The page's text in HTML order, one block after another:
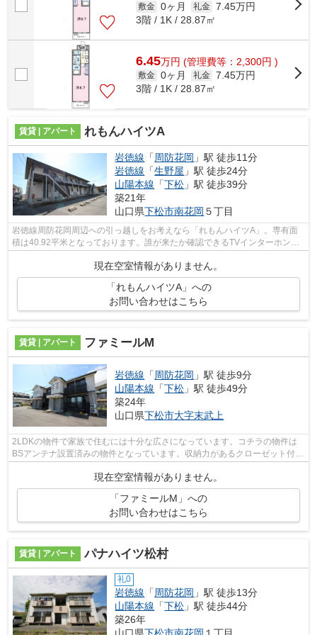
敷金 0ヶ月 礼金 7.45万円
3階 / 1K / 28.87㎡
6.45万円 (管理費等：2,300円 )
敷金 0ヶ月 礼金 7.45万円
3階 / 1K / 28.87㎡
賃貸 | アパート れもんハイツA
岩徳線 「 周防花岡 」駅 徒歩11分
岩徳線 「生野屋 」駅 徒歩24分
山陽本線 「下松 」駅 徒歩39分
築21年
山口県下松市南花岡 ５丁目
岩徳線周防花岡周辺への引っ越しをお考えなら「れもんハイツA」。専有面
積は40.92平米となっております。誰が来たか確認できるTVインターホン付
現在空室情報がありません。
「れもんハイツA」への
お問い合わせはこちら
賃貸 | アパート ファミールM
岩徳線 「 周防花岡 」駅 徒歩9分
山陽本線 「下松 」駅 徒歩49分
築24年
山口県下松市大字末武上
2LDKの物件で家族で住むには十分な広さになっています。コチラの物件は
BSアンテナ設置済みの物件となっています。収納力があるクローゼット付き
現在空室情報がありません。
「ファミールM」への
お問い合わせはこちら
賃貸 | アパート パナハイツ松村
礼0
岩徳線 「 周防花岡 」駅 徒歩13分
山陽本線 「下松 」駅 徒歩44分
築26年